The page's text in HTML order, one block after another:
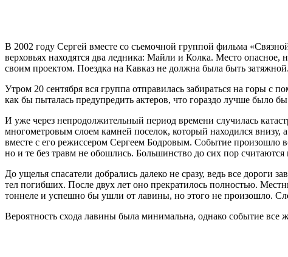
В 2002 году Сергей вместе со съемочной группой фильма
верховьях находятся два ледника: Майли и Колка. Место опасное,
своим проектом. Поездка на Кавказ не должна была быть затяжной.
Утром 20 сентября вся группа отправилась забираться на горы с
как бы пыталась предупредить актеров, что гораздо лучше было
И уже через непродолжительный период времени случилась
многометровым слоем камней поселок, который находился
вместе с его режиссером Сергеем Бодровым. Событие произошло
но и те без травм не обошлись. Большинство до сих пор
До ущелья спасатели добрались далеко не сразу, ведь все дороги
тел погибших. После двух лет оно прекратилось полностью.
тоннеле и успешно бы ушли от лавины, но этого не произошло.
Вероятность схода лавины была минимальна, однако событие